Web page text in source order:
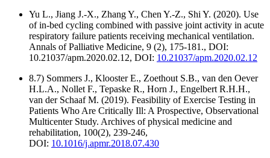
Yu L., Jiang J.-X., Zhang Y., Chen Y.-Z., Shi Y. (2020). Use
of in-bed cycling combined with passive joint activity in acute
respiratory failure patients receiving mechanical ventilation.
Annals of Palliative Medicine, 9 (2), 175-181., DOI:
10.21037/apm.2020.02.12, DOI: 10.21037/apm.2020.02.12
8.7) Sommers J., Klooster E., Zoethout S.B., van den Oever
H.L.A., Nollet F., Tepaske R., Horn J., Engelbert R.H.H.,
van der Schaaf M. (2019). Feasibility of Exercise Testing in
Patients Who Are Critically Ill: A Prospective, Observational
Multicenter Study. Archives of physical medicine and
rehabilitation, 100(2), 239-246,
DOI: 10.1016/j.apmr.2018.07.430